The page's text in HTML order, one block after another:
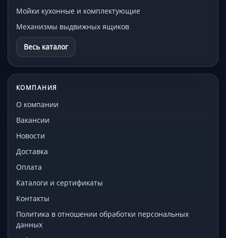
Мойки кухонные и комплектующие
Механизмы выдвижных ящиков
Весь каталог
КОМПАНИЯ
О компании
Вакансии
Новости
Доставка
Оплата
Каталоги и сертификаты
Контакты
Политика в отношении обработки персональных
данных